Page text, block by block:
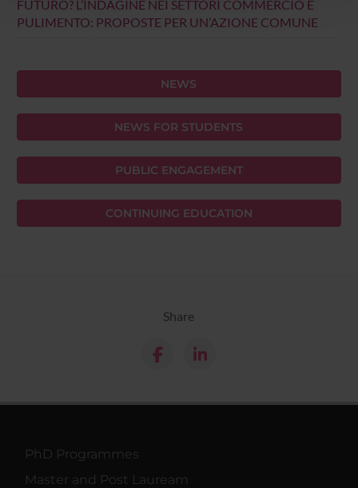
con altre informazioni che hai fornito loro o che hanno
raccolto dal tuo utilizzo dei loro servizi.
FUTURO? L’INDAGINE NEI SETTORI COMMERCIO E
PULIMENTO: PROPOSTE PER UN’AZIONE COMUNE
NEWS
NEWS FOR STUDENTS
PUBLIC ENGAGEMENT
CONTINUING EDUCATION
Share
PhD Programmes
Master and Post Lauream